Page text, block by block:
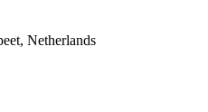
Netherlands